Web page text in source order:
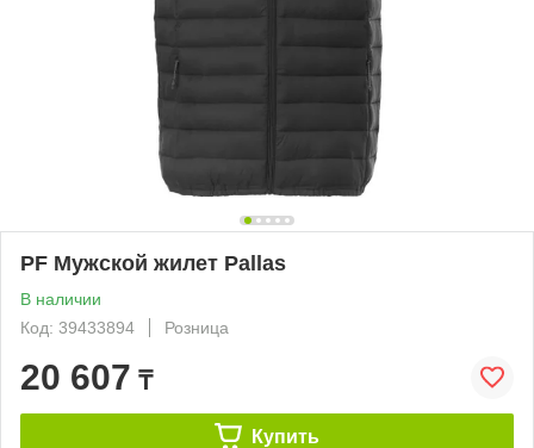
PF Мужской жилет Pallas
В наличии
Код: 39433894
Розница
20 607 ₸
Купить